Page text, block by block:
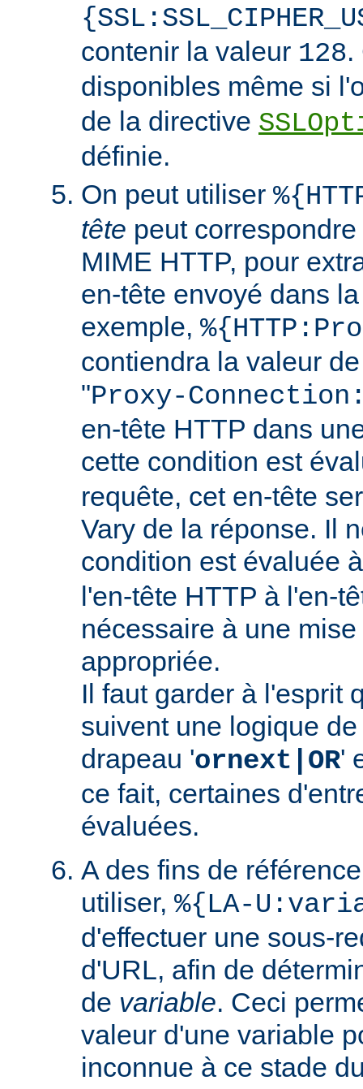
contenir la valeur 128.
disponibles même si
de la directive
définie.
On peut utiliser
tête peut
MIME HTTP, pour
en-tête envoyé dans
exemple,
contiendra la valeur
"Proxy-
en-tête HTTP dans
cette condition est
requête, cet en-tête
Vary de la réponse. Il
condition est évaluée
l'en-tête HTTP à l'en-
nécessaire à une
appropriée.
Il faut garder à l'esprit
suivent une logique
drapeau 'ornext|OR'
ce fait, certaines
évaluées.
A des fins de
utiliser, %{LA-
d'effectuer une sous-
d'URL, afin de
de variable. Ceci
valeur d'une variable
inconnue à ce stade